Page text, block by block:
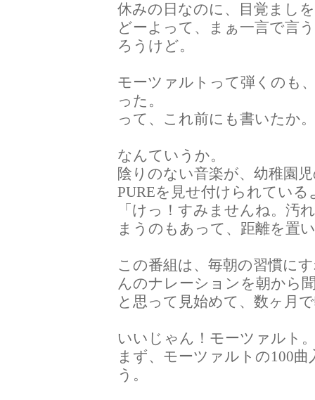
休みの日なのに、目覚まし
どーよって、まぁ一言で言
ろうけど。
モーツァルトって弾くのも
った。
って、これ前にも書いたか
なんていうか。
陰りのない音楽が、幼稚園
PUREを見せ付けられている
「けっ！すみませんね。汚
まうのもあって、距離を置
この番組は、毎朝の習慣に
んのナレーションを朝から
と思って見始めて、数ヶ月
いいじゃん！モーツァルト
まず、モーツァルトの100
う。